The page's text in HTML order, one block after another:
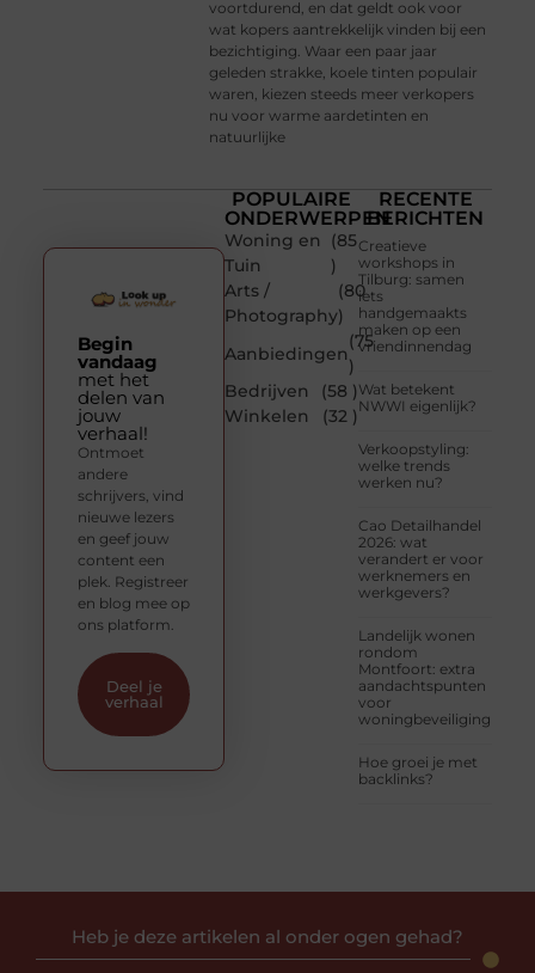
voortdurend, en dat geldt ook voor
wat kopers aantrekkelijk vinden bij een
bezichtiging. Waar een paar jaar
geleden strakke, koele tinten populair
waren, kiezen steeds meer verkopers
nu voor warme aardetinten en
natuurlijke
POPULAIRE
ONDERWERPEN
Woning en
Tuin
(85
)
Arts /
Photography
(80
)
Aanbiedingen
(75
)
Bedrijven
(58 )
Winkelen
(32 )
RECENTE
BERICHTEN
Creatieve
workshops in
Tilburg: samen
iets
handgemaakts
maken op een
vriendinnendag
Wat betekent
NWWI eigenlijk?
Verkoopstyling:
welke trends
werken nu?
Cao Detailhandel
2026: wat
verandert er voor
werknemers en
werkgevers?
Landelijk wonen
rondom
Montfoort: extra
aandachtspunten
voor
woningbeveiliging
Hoe groei je met
backlinks?
Begin
vandaag
met het
delen van
jouw
verhaal!
Ontmoet
andere
schrijvers, vind
nieuwe lezers
en geef jouw
content een
plek. Registreer
en blog mee op
ons platform.
Deel je
verhaal
Heb je deze artikelen al onder ogen gehad?